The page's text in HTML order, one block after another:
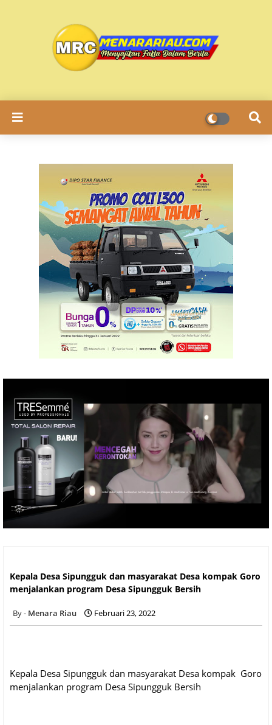
Kepala Desa Sipungguk dan masyarakat Desa kompak Goro
menjalankan program Desa Sipungguk Bersih
Menara Riau Februari 23, 2022
Kepala Desa Sipungguk dan masyarakat Desa kompak Goro
menjalankan program Desa Sipungguk Bersih